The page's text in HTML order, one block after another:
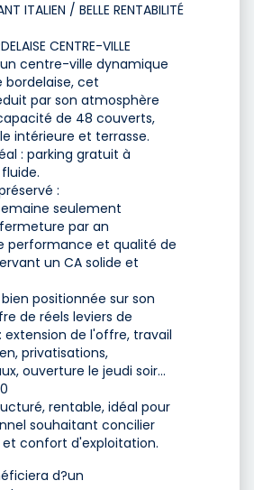
ITALIEN / BELLE RENTABILITÉ
CENTRE-VILLE
centre-ville dynamique
bordelaise, cet
par son atmosphère
de 48 couverts,
intérieure et terrasse.
: parking gratuit à
:
seulement
par an
performance et qualité de
un CA solide et
positionnée sur son
de réels leviers de
de l'offre, travail
privatisations,
ouverture le jeudi soir...
rentable, idéal pour
souhaitant concilier
et confort d'exploitation.
d?un